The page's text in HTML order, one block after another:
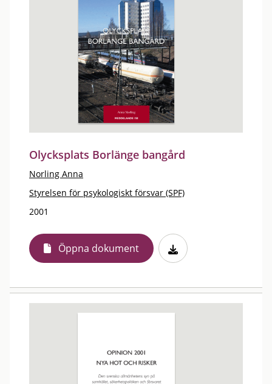
Olycksplats Borlänge bangård
Norling Anna
Styrelsen för psykologiskt försvar (SPF)
2001
Öppna dokument